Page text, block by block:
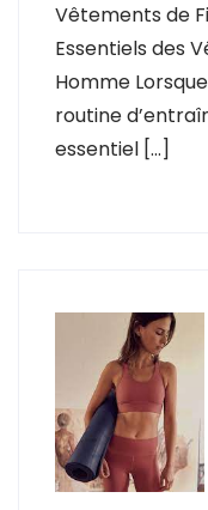
Vêtements de
Essentiels des
Homme
routine
essentiel […]